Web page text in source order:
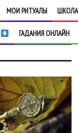
МОИ РИТУАЛЫ ШКОЛА
ГАДАНИЯ ОНЛАЙН